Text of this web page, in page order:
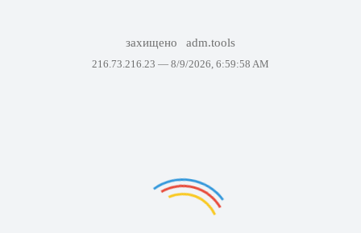
захищено adm.tools
216.73.216.23 — 8/9/2026, 6:59:58 AM